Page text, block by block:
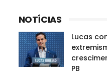
NOTÍCIAS
Lucas
PB